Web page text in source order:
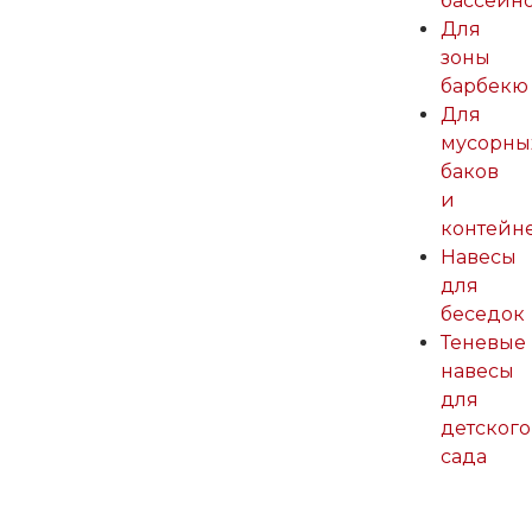
Для
зоны
барбекю
Для
баков
и
Навесы
для
беседок
Теневые
навесы
для
детского
сада